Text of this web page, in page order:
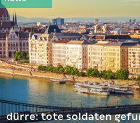
dürre: tote soldaten